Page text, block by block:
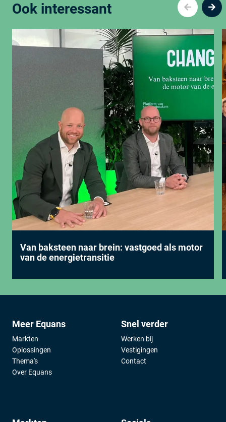
Ook interessant
Van baksteen naar brein: vastgoed als motor
van de energietransitie
Meer Equans
Markten
Oplossingen
Thema's
Over Equans
Snel verder
Werken bij
Vestigingen
Contact